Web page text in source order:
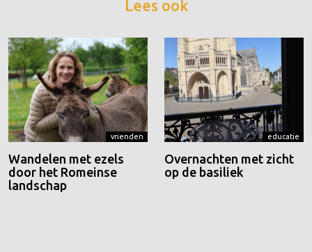
Lees ook
vrienden
Wandelen met ezels
door het Romeinse
landschap
educatie
Overnachten met zicht
op de basiliek